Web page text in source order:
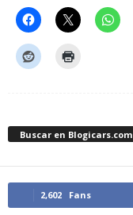
Buscar en Blogicars.com
2,602 Fans